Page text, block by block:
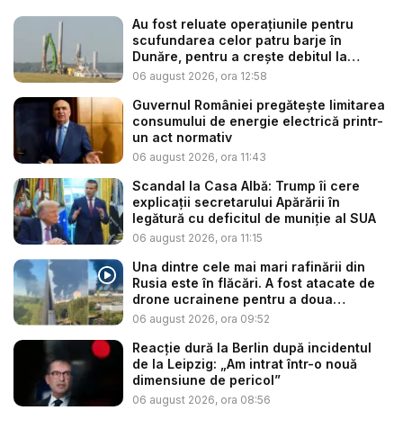
Au fost reluate operațiunile pentru
scufundarea celor patru barje în
Dunăre, pentru a crește debitul la
cent...
06 august 2026, ora 12:58
Guvernul României pregătește limitarea
consumului de energie electrică printr-
un act normativ
06 august 2026, ora 11:43
Scandal la Casa Albă: Trump îi cere
explicații secretarului Apărării în
legătură cu deficitul de muniție al SUA
06 august 2026, ora 11:15
Una dintre cele mai mari rafinării din
Rusia este în flăcări. A fost atacate de
drone ucrainene pentru a doua
noapte...
06 august 2026, ora 09:52
Reacție dură la Berlin după incidentul
de la Leipzig: „Am intrat într-o nouă
dimensiune de pericol”
06 august 2026, ora 08:56